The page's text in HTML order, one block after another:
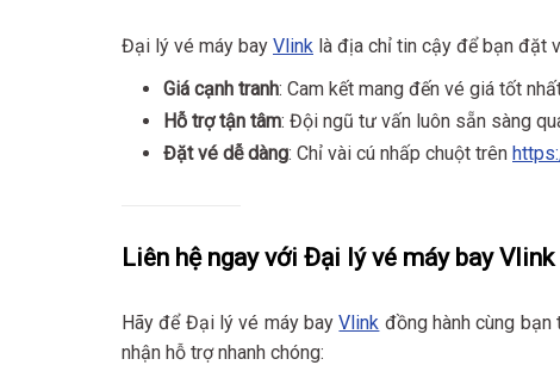
Đại lý vé máy bay Vlink là địa chỉ tin cậy để bạn đặt
Giá cạnh tranh: Cam kết mang đến vé giá tốt
Hỗ trợ tận tâm: Đội ngũ tư vấn luôn sẵn sàng
Đặt vé dễ dàng: Chỉ vài cú nhấp chuột trên
Liên hệ ngay với Đại lý vé máy bay Vlink
Hãy để Đại lý vé máy bayVlink đồng hành cùng bạn
nhận hỗ trợ nhanh chóng: